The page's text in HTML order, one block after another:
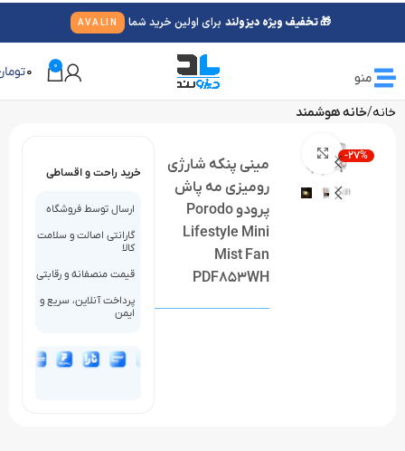
منو
0
0
خانه خانه هوشمند
-27%
مینی پنکه شارژی
رومیزی مه پاش
پرودو Porodo
Lifestyle Mini
Mist Fan
PDF853WH
خرید راحت و اقساطی
ارسال توسط فروشگاه
گارانتی اصالت و سلامت
کالا
قیمت منصفانه و رقابتی
پرداخت آنلاین، سریع و
ایمن
🎁 تخفیف ویژه دیزولند برای اولین خرید شما AVALIN